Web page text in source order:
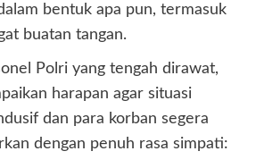
bentuk apa pun, termasuk
buatan tangan.
Polri yang tengah dirawat,
harapan agar situasi
dan para korban segera
dengan penuh rasa simpati: